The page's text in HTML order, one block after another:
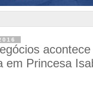
em Princesa